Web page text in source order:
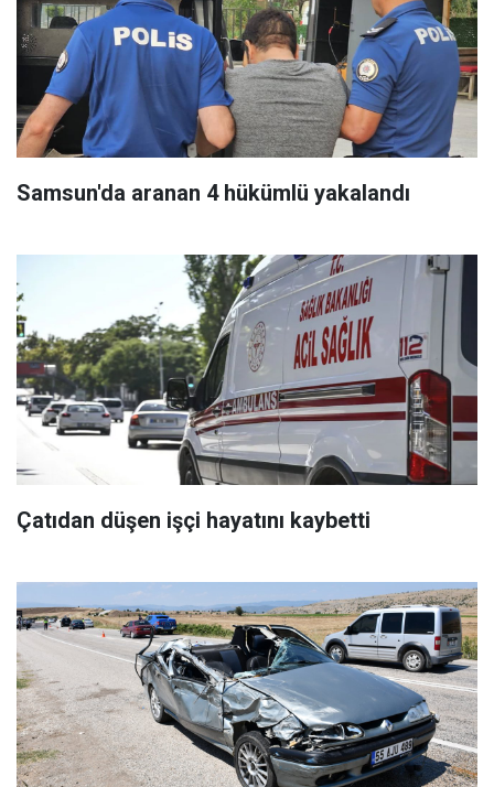
Samsun'da aranan 4 hükümlü yakalandı
Çatıdan düşen işçi hayatını kaybetti